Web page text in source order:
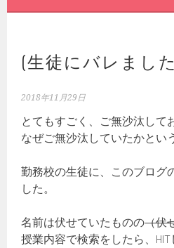
ッ
(生徒にバレまし
2018年11月29日
とてもすごく、ご無沙汰して
なぜご無沙汰していたかとい
勤務校の生徒に、このブログ
した。
名前は伏せていたものの（伏
授業内容で検索をしたら、